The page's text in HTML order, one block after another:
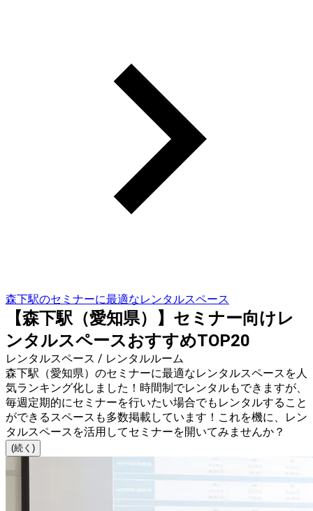
森下駅のセミナーに最適なレンタルスペース
【森下駅（愛知県）】セミナー向けレ
ンタルスペースおすすめTOP20
レンタルスペース / レンタルルーム
森下駅（愛知県）のセミナーに最適なレンタルスペースを人
気ランキング化しました！時間制でレンタルもできますが、
毎週定期的にセミナーを行いたい場合でもレンタルすること
ができるスペースも多数掲載しています！これを機に、レン
タルスペースを活用してセミナーを開いてみませんか？
(続く)